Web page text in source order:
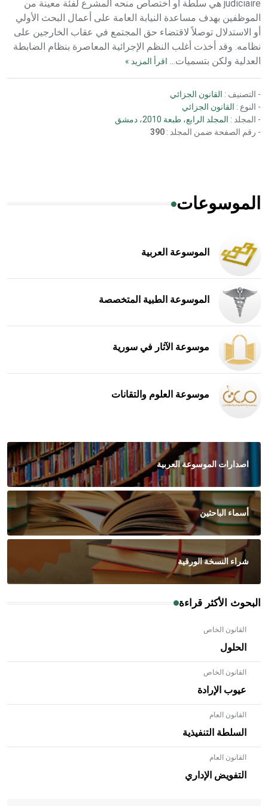
judiciaire هي سلطة أو اختصاص منحه المشرع لفئة معينة من
الموظفين بهدف مساعدة النيابة العامة على أعمال البحث الأولي
أو الاستدلال توصلاً لاقتضاء حق المجتمع في عقاب الخارجين على
نظامه. وقد أخذت أغلب النظم الإجرائية المعاصرة بنظام الضابطة
العدلية ولكن بتسميات... اقرأ المزيد »
- التصنيف : القانون الجزائي
- النوع : القانون الجزائي
- المجلد : المجلد الرابع، طبعة 2010، دمشق
- رقم الصفحة ضمن المجلد : 390
الموسوعات
الموسوعة العربية
الموسوعة الطبية المتخصصة
موسوعة الآثار في سورية
موسوعة العلوم والتقانات
اصدارات الموسوعة العربية
أسماء الباحثين
شراء النسخة الورقية
البحوث الأكثر قراءة
القانون الخاص
الحلول
القانون الخاص
عيوب الإرادة
القانون العام
السلطة التنفيذية
القانون العام
التفويض الإداري
- هل تعلم أن الأبلق نوع من الفنون الهندسية التي ارتبطت
بالعمارة الإسلامية في بلاد الشام ومصر خاصة، حيث يحرص
المعمار على بناء مداميكه وخاصة في الواجهات